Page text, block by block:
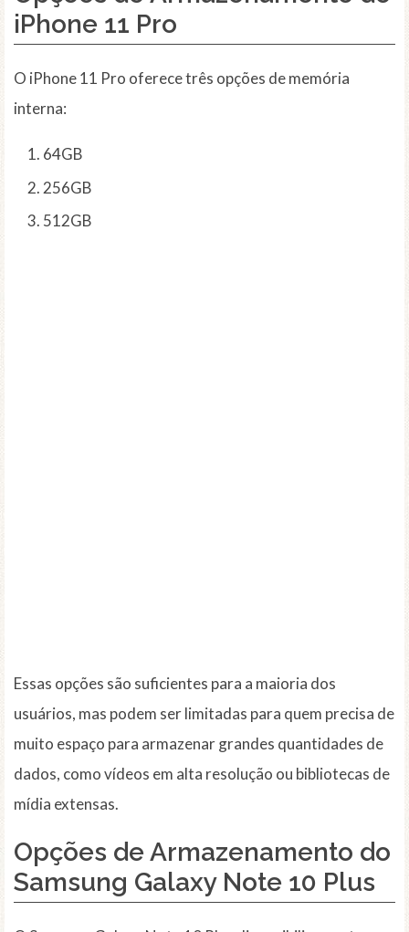
iPhone 11 Pro
O iPhone 11 Pro oferece três opções de memória
interna:
64GB
256GB
512GB
Essas opções são suficientes para a maioria dos
usuários, mas podem ser limitadas para quem precisa de
muito espaço para armazenar grandes quantidades de
dados, como vídeos em alta resolução ou bibliotecas de
mídia extensas.
Opções de Armazenamento do
Samsung Galaxy Note 10 Plus